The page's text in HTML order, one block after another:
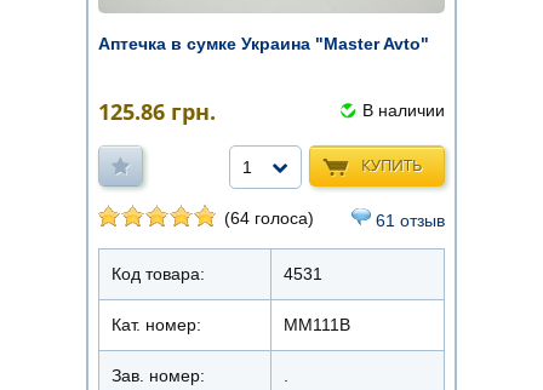
Аптечка в сумке Украина "Master Avto"
125.86 грн. В наличии
КУПИТЬ
1
(64 голоса) 61 отзыв
Код товара: 4531
Кат. номер: ММ111В
Зав. номер: .